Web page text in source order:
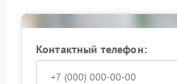
Контактный телефон: